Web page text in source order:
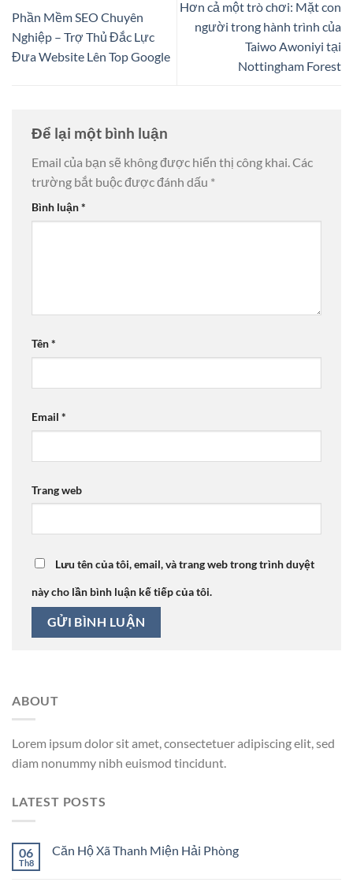
Phần Mềm SEO Chuyên
Nghiệp – Trợ Thủ Đắc Lực
Đưa Website Lên Top Google
Hơn cả một trò chơi: Mặt con
người trong hành trình của
Taiwo Awoniyi tại
Nottingham Forest
Để lại một bình luận
Email của bạn sẽ không được hiển thị công khai.Các
trường bắt buộc được đánh dấu *
Bình luận*
Tên*
Email *
Trang web
Lưu tên của tôi, email, và trang web trong trình duyệt
này cho lần bình luận kế tiếp của tôi.
ABOUT
Lorem ipsum dolor sit amet, consectetuer adipiscing elit, sed
diam nonummy nibh euismod tincidunt.
LATEST POSTS
06
Th8
Căn Hộ Xã Thanh Miện Hải Phòng